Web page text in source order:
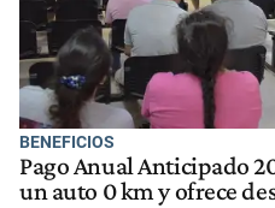
BENEFICIOS
Pago Anual Anticipado
un auto 0 km y ofrece